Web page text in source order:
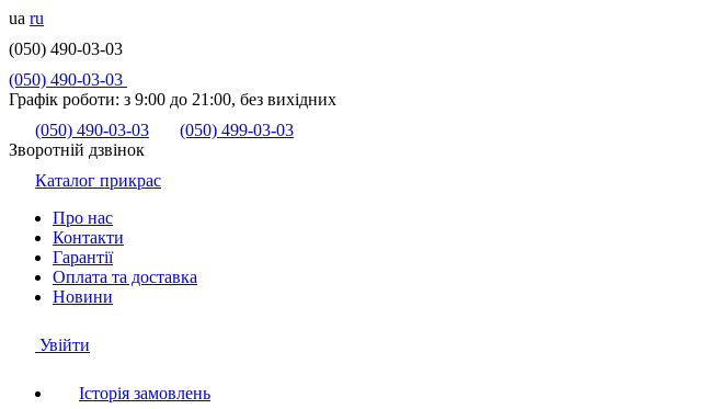
ua ru
(050) 490-03-03
(050) 490-03-03
Графік роботи: з 9:00 до 21:00, без вихідних
(050) 490-03-03
(050) 499-03-03
Зворотній дзвінок
Каталог прикрас
Про нас
Контакти
Гарантії
Оплата та доставка
Новини
Увійти
Історія замовлень